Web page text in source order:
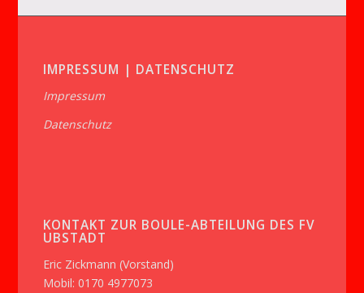
IMPRESSUM | DATENSCHUTZ
Impressum
Datenschutz
KONTAKT ZUR BOULE-ABTEILUNG DES FV
UBSTADT
Eric Zickmann (Vorstand)
Mobil: 0170 4977073